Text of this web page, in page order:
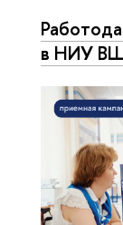
в НИУ